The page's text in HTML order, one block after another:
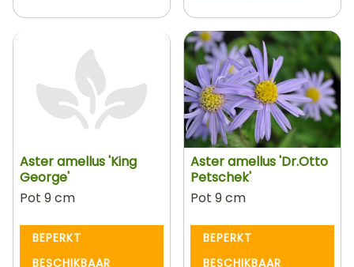
Aster amellus 'King
George'
Pot 9 cm
BEPERKT
BESCHIKBAAR
Aster amellus 'Dr.Otto
Petschek'
Pot 9 cm
BEPERKT
BESCHIKBAAR